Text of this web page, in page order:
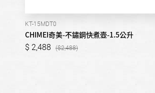
KT-15MDT0
CHIMEI奇美-不鏽鋼快煮壺-1.5公升
2,488 2,488